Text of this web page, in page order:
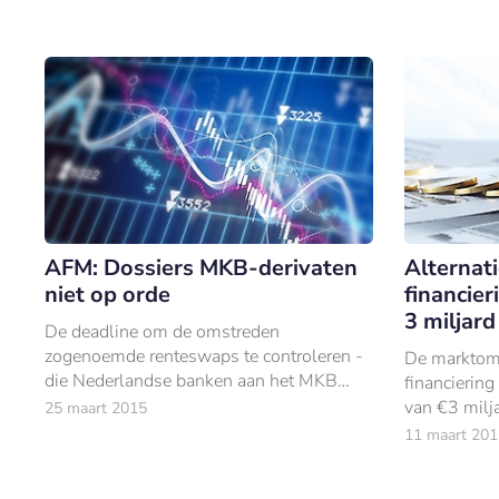
AFM: Dossiers MKB-derivaten
niet op orde
De deadline om de omstreden
zogenoemde renteswaps te controleren -
die Nederlandse banken aan het MKB
hebben verkocht - zal door een aantal
25 maart 2015
3 miljard
De
financiering
van €3
onderzoek
11 maart